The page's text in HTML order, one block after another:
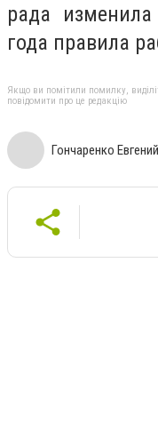
рада
года правила
Якщо ви помітили помилку,
повідомити про це редакцію
Гончаренко Евгений